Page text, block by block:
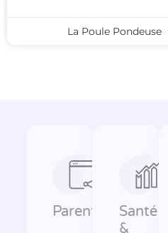
La Poule Pondeuse
ParentalitéSanté
&